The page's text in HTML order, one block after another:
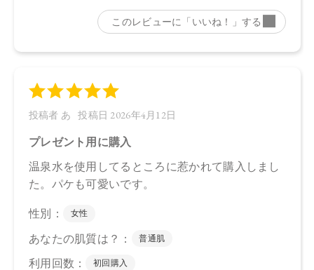
舗にお問い合わせください。
※発売日は予告なく変更する可能性がございます。予めご了
承ください。
※通常はご注文より１～３営業日での発送となります。
商品によっては、お届けまで１～２週間かかる場合がござい
ますので予めご了承ください。
●パッケージはリニューアル等の理由により、写真と異なる場
合がございます。
●パッケージのリニューアル等の理由により、成分・処方が記
●予告なくパッケージ仕様が変更になる場合がございます。